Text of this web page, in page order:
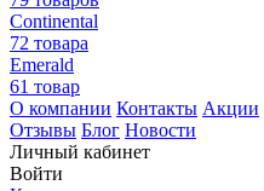
Continental
72 товара
Emerald
61 товар
О компании Контакты Акции
Отзывы Блог Новости
Личный кабинет
Войти